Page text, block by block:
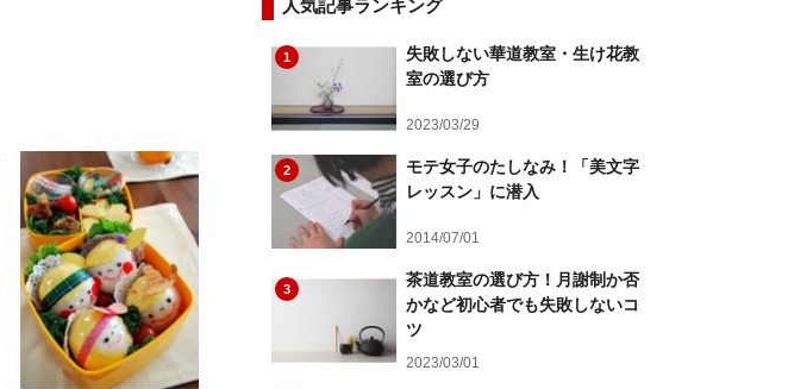
人気記事ランキング
1
失敗しない華道教室・生け花教
室の選び方
2023/03/29
2
モテ女子のたしなみ！「美文字
レッスン」に潜入
2014/07/01
3
茶道教室の選び方！月謝制か否
かなど初心者でも失敗しないコ
ツ
2023/03/01